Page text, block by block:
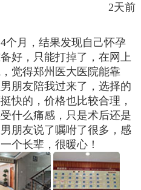
2天前
个月，结果发现自己怀孕
好，只能打掉了，在网上
觉得郑州医大医院能靠
朋友陪我过来了，选择的
快的，价格也比较合理，
什么痛感，只是术后还是
朋友说了嘱咐了很多，感
个长辈，很暖心！